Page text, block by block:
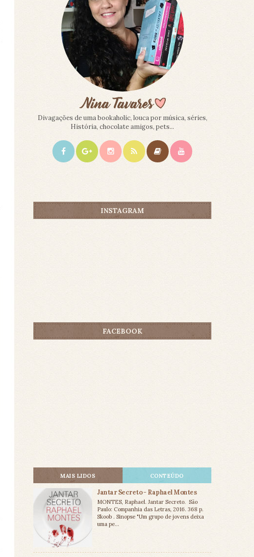
Divagações de uma bookaholic, louca por música, séries,
História, chocolate amigos, pets...
INSTAGRAM
FACEBOOK
MAIS LIDOS CONTEÚDO
Jantar Secreto - Raphael Montes
MONTES, Raphael. Jantar Secreto. São
Paulo: Companhia das Letras, 2016. 368 p.
Skoob . Sinopse "Um grupo de jovens deixa
uma pe...